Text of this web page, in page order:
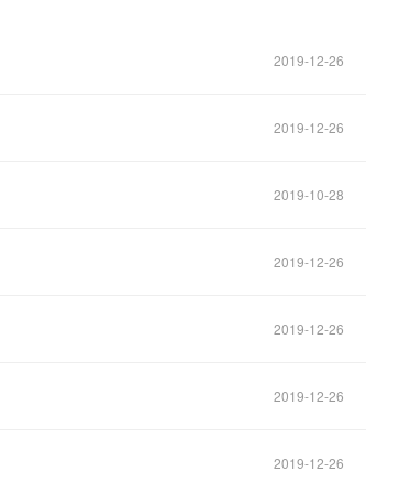
2019-12-26
2019-12-26
2019-10-28
2019-12-26
2019-12-26
2019-12-26
2019-12-26